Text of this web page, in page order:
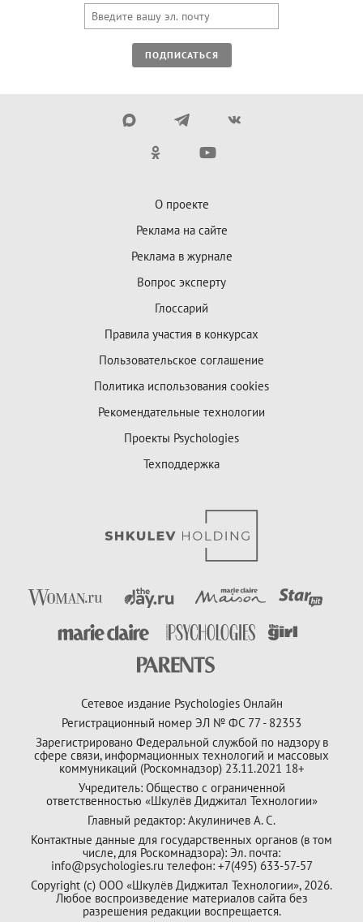
ПОДПИСАТЬСЯ
О проекте
Реклама на сайте
Реклама в журнале
Вопрос эксперту
Глоссарий
Правила участия в конкурсах
Пользовательское соглашение
Политика использования cookies
Рекомендательные технологии
Проекты Psychologies
Техподдержка
Сетевое издание Psychologies Онлайн
Регистрационный номер ЭЛ № ФС 77 - 82353
Зарегистрировано Федеральной службой по надзору в
сфере связи, информационных технологий и массовых
коммуникаций (Роскомнадзор) 23.11.2021 18+
Учредитель: Общество с ограниченной
ответственностью «Шкулёв Диджитал Технологии»
Главный редактор: Акулиничев А. С.
Контактные данные для государственных органов (в том
числе, для Роскомнадзора): Эл. почта:
info@psychologies.ru телефон: +7(495) 633-57-57
Copyright (с) ООО «Шкулёв Диджитал Технологии», 2026.
Любое воспроизведение материалов сайта без
разрешения редакции воспрещается.